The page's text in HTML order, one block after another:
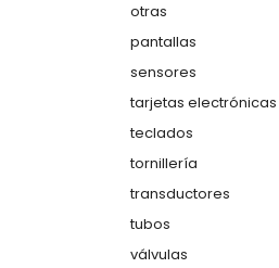
otras
pantallas
sensores
tarjetas electrónicas
teclados
tornillería
transductores
tubos
válvulas